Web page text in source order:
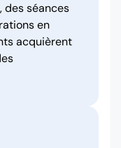
des séances
en
acquièrent